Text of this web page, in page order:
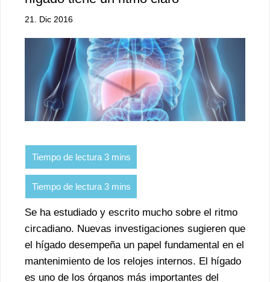
21. Dic 2016
Se ha estudiado y escrito mucho sobre el ritmo
circadiano. Nuevas investigaciones sugieren que
el hígado desempeña un papel fundamental en el
mantenimiento de los relojes internos. El hígado
es uno de los órganos más importantes del